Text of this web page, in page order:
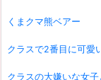
くまクマ熊ベアー
クラスで2番目に可愛
クラスの大嫌いな女子